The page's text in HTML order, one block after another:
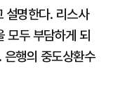
설명한다. 리스사
모두 부담하게 되
행의 중도상환수